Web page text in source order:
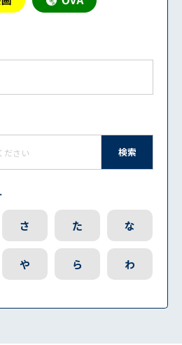
検索
さ た な
や ら わ